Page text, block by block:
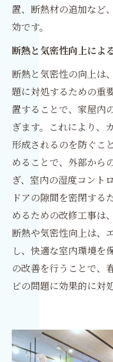
置、断熱材の追加など
効です。
断熱と気密性向上によ
断熱と気密性の向上は
題に対処するための重
置することで、家屋内
ぎます。これにより、
形成されるのを防ぐこ
めることで、外部から
ぎ、室内の湿度コント
ドアの隙間を密閉する
めるための改修工事は
断熱や気密性向上は、
し、快適な室内環境を
の改善を行うことで、
ビの問題に効果的に対